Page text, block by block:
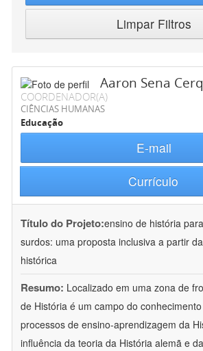
Limpar Filtros
Aaron Sena
COORDENADOR(A)
CIÊNCIAS HUMANAS
Educação
E-mail
Currículo
Título do Projeto:ensino de história
surdos: uma proposta inclusiva a partir
histórica
Resumo: Localizado em uma zona de
de História é um campo do
processos de ensino-aprendizagem da
influência da teoria da História alemã e